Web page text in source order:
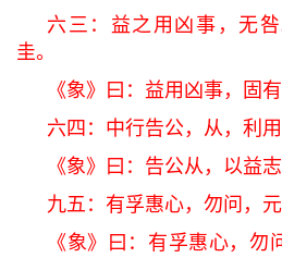
六三：益之用凶事，无
圭。
《象》曰：益用凶事，固有
六四：中行告公，从，利用
《象》曰：告公从，以益志
九五：有孚惠心，勿问，
《象》曰：有孚惠心，